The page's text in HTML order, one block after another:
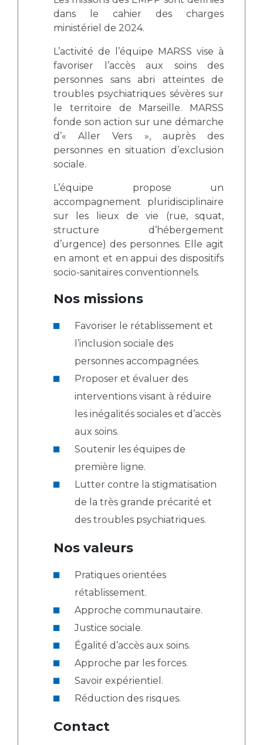
Salon des familles
Transports sanitaires
Handicap
Handi 13
Pôle Médecine Physique et Réadaptation
Accueil sourds et malentendants
Charte Romain Jacob
Activité physique
Cancer
Maladies rares
Maternité Hôpital Nord
Vos représentants
La Commission Des Usagers (CDU)
Les Comités Locaux des Usagers
Le projet des usagers
Qualité
Nos indicateurs qualité et de sécurité des soins
Protection des données
Les recherches en santé à l’AP-HM
Les structures de recherche
Écoles et Instituts de Formation
Plateforme des internes
Professionnels de santé
Adresser un patient
Réseaux de soins
Adresser un examen au Laboratoire de Biologie
Médicale
Radiologie / Imagerie
Cancérologie
Les pôles d'activité médicale
Adresser un examen au Laboratoire d'Infectiologie
Plateforme d'Expertise Maladies Rares
Presse / Multimédia
Dossiers de presse
Médiathèque
Fournisseurs
Rôles et missions
Documents utiles
dans le cahier des charges
ministériel de 2024.
L’activité de l’équipe MARSS vise à
favoriser l’accès aux soins des
personnes sans abri atteintes de
troubles psychiatriques sévères sur
le territoire de Marseille. MARSS
fonde son action sur une démarche
d’« Aller Vers », auprès des
personnes en situation d’exclusion
sociale.
L’équipe propose un
accompagnement pluridisciplinaire
sur les lieux de vie (rue, squat,
structure d’hébergement
d’urgence) des personnes. Elle agit
en amont et en appui des dispositifs
socio-sanitaires conventionnels.
Nos missions
Favoriser le rétablissement et
l’inclusion sociale des
personnes accompagnées.
Proposer et évaluer des
interventions visant à réduire
les inégalités sociales et d’accès
aux soins.
Soutenir les équipes de
première ligne.
Lutter contre la stigmatisation
de la très grande précarité et
des troubles psychiatriques.
Nos valeurs
Pratiques orientées
rétablissement.
Approche communautaire.
Justice sociale.
Égalité d’accès aux soins.
Approche par les forces.
Savoir expérientiel.
Réduction des risques.
Contact